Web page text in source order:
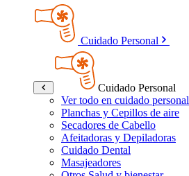
Cuidado Personal
Cuidado Personal
Ver todo en cuidado personal
Planchas y Cepillos de aire
Secadores de Cabello
Afeitadoras y Depiladoras
Cuidado Dental
Masajeadores